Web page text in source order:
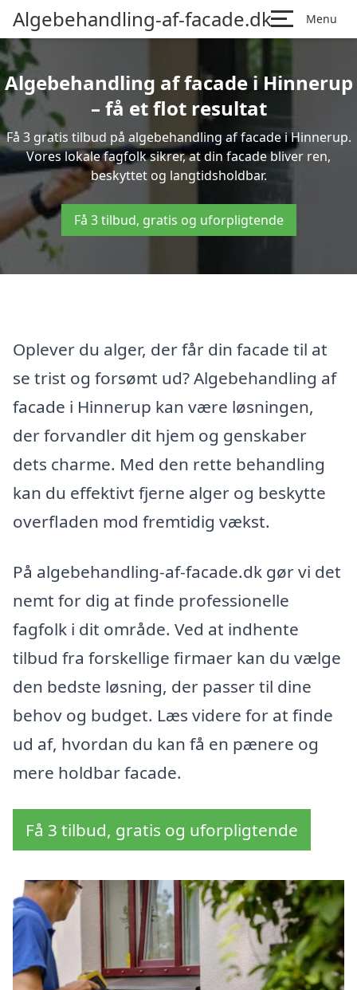
Algebehandling-af-facade.dk Menu
Algebehandling af facade i Hinnerup
– få et flot resultat
Få 3 gratis tilbud på algebehandling af facade i Hinnerup.
Vores lokale fagfolk sikrer, at din facade bliver ren,
beskyttet og langtidsholdbar.
Få 3 tilbud, gratis og uforpligtende
Oplever du alger, der får din facade til at
se trist og forsømt ud? Algebehandling af
facade i Hinnerup kan være løsningen,
der forvandler dit hjem og genskaber
dets charme. Med den rette behandling
kan du effektivt fjerne alger og beskytte
overfladen mod fremtidig vækst.
På algebehandling-af-facade.dk gør vi det
nemt for dig at finde professionelle
fagfolk i dit område. Ved at indhente
tilbud fra forskellige firmaer kan du vælge
den bedste løsning, der passer til dine
behov og budget. Læs videre for at finde
ud af, hvordan du kan få en pænere og
mere holdbar facade.
Få 3 tilbud, gratis og uforpligtende